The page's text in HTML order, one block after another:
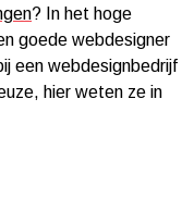
? In het hoge
goede webdesigner
een webdesignbedrijf
hier weten ze in